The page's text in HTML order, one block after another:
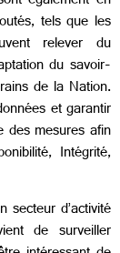
tels que les
relever du
du savoir-
de la Nation.
et garantir
des mesures afin
Intégrité,
d’activité
de surveiller